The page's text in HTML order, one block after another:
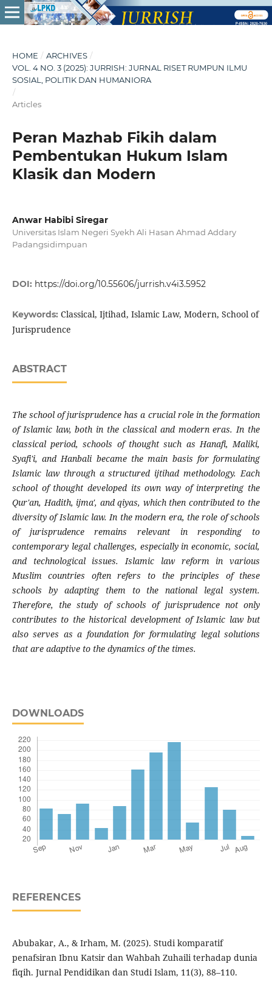
HOME / ARCHIVES /
VOL. 4 NO. 3 (2025): JURRISH: JURNAL RISET RUMPUN ILMU
SOSIAL, POLITIK DAN HUMANIORA
/
Articles
Peran Mazhab Fikih dalam
Pembentukan Hukum Islam
Klasik dan Modern
Anwar Habibi Siregar
Universitas Islam Negeri Syekh Ali Hasan Ahmad Addary
Padangsidimpuan
DOI: https://doi.org/10.55606/jurrish.v4i3.5952
Keywords: Classical, Ijtihad, Islamic Law, Modern, School of
Jurisprudence
ABSTRACT
The school of jurisprudence has a crucial role in the formation
of Islamic law, both in the classical and modern eras. In the
classical period, schools of thought such as Hanafi, Maliki,
Syafi'i, and Hanbali became the main basis for formulating
Islamic law through a structured ijtihad methodology. Each
school of thought developed its own way of interpreting the
Qur'an, Hadith, ijma', and qiyas, which then contributed to the
diversity of Islamic law. In the modern era, the role of schools
of jurisprudence remains relevant in responding to
contemporary legal challenges, especially in economic, social,
and technological issues. Islamic law reform in various
Muslim countries often refers to the principles of these
schools by adapting them to the national legal system.
Therefore, the study of schools of jurisprudence not only
contributes to the historical development of Islamic law but
also serves as a foundation for formulating legal solutions
that are adaptive to the dynamics of the times.
DOWNLOADS
REFERENCES
Abubakar, A., & Irham, M. (2025). Studi komparatif
penafsiran Ibnu Katsir dan Wahbah Zuhaili terhadap dunia
fiqih. Jurnal Pendidikan dan Studi Islam, 11(3), 88–110.